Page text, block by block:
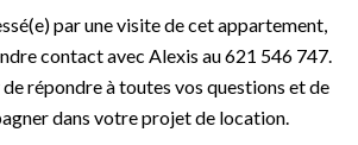
par une visite de cet appartement,
contact avec Alexis au 621 546 747.
répondre à toutes vos questions et de
dans votre projet de location.